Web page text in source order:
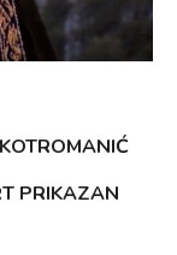
PRIKAZAN